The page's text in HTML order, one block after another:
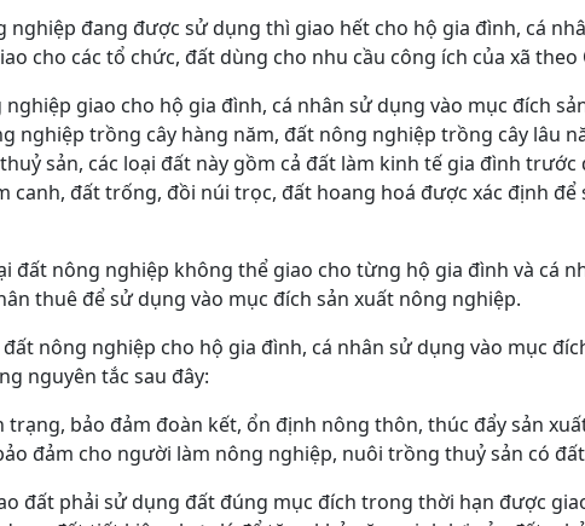
nghiệp đang được sử dụng thì giao hết cho hộ gia đình, cá
cho các tổ chức, đất dùng cho nhu cầu công ích của xã theo
giao cho hộ gia đình, cá nhân sử dụng vào mục đích
nghiệp trồng cây hàng năm, đất nông nghiệp trồng cây lâu
sản, các loại đất này gồm cả đất làm kinh tế gia đình trước
canh, đất trống, đồi núi trọc, đất hoang hoá được xác định để
đất nông nghiệp không thể giao cho từng hộ gia đình và cá
thuê để sử dụng vào mục đích sản xuất nông nghiệp.
đất nông nghiệp cho hộ gia đình, cá nhân sử dụng vào mục
nguyên tắc sau đây:
trạng, bảo đảm đoàn kết, ổn định nông thôn, thúc đẩy sản
đảm cho người làm nông nghiệp, nuôi trồng thuỷ sản có
đất phải sử dụng đất đúng mục đích trong thời hạn được